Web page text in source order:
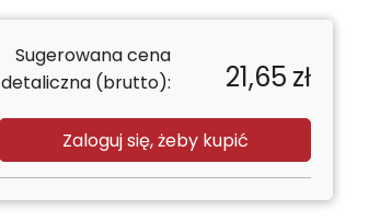
Sugerowana cena
detaliczna (brutto):
21,65 zł
Zaloguj się, żeby kupić